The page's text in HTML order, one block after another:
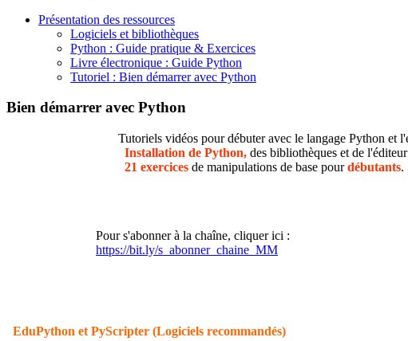
Présentation des ressources
Logiciels et bibliothèques
Python : Guide pratique & Exercices
Livre électronique : Guide Python
Tutoriel : Bien démarrer avec Python
Bien démarrer avec Python
Tutoriels vidéos pour débuter avec le langage Python et
Installation de Python, des bibliothèques et de
21 exercices de manipulations de base pourdébutants.
Pour s'abonner à la chaîne, cliquer ici :
https://bit.ly/s_abonner_chaine_MM
EduPython et PyScripter (Logiciels recommandés)